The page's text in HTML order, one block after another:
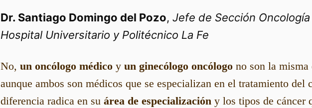
Dr. Santiago Domingo del Pozo, Jefe de Sección
Hospital Universitario y Politécnico La Fe
No, un oncólogo médico y un ginecólogo oncólogo no son la misma
aunque ambos son médicos que se especializan en el tratamiento del
diferencia radica en su área de especialización y los tipos de cáncer